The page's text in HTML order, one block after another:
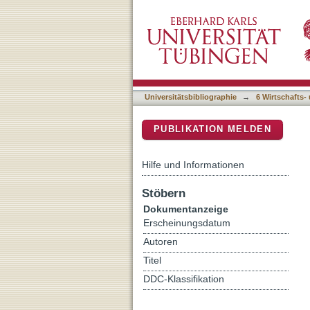
Universitätsbibliographie → 6 Wirtschafts-
PUBLIKATION MELDEN
Hilfe und Informationen
Stöbern
Dokumentanzeige
Erscheinungsdatum
Autoren
Titel
DDC-Klassifikation